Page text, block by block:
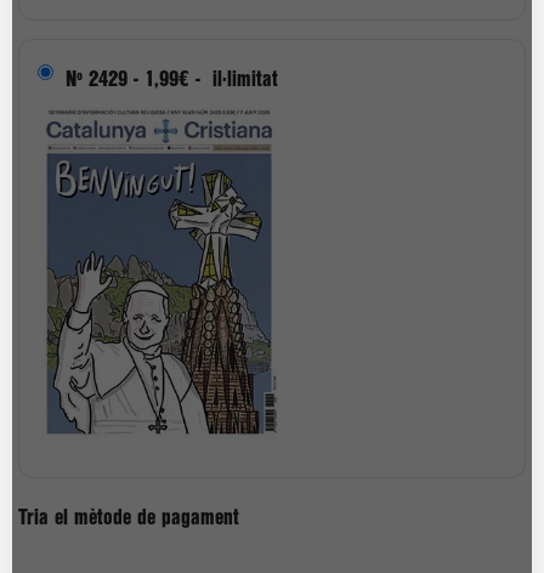
Nº 2429 - 1,99€ - il·limitat
Tria el mètode de pagament